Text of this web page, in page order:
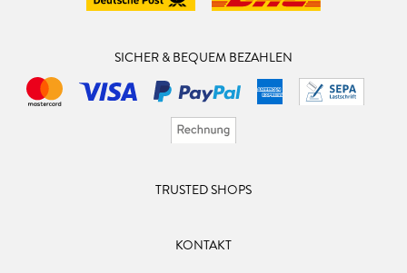
SICHER & BEQUEM BEZAHLEN
TRUSTED SHOPS
KONTAKT